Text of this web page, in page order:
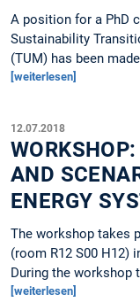
A position for a PhD
Sustainability
(TUM) has been
[weiterlesen]
12.07.2018
AND
ENERGY
The workshop takes
(room R12 S00 H12)
During the workshop
[weiterlesen]